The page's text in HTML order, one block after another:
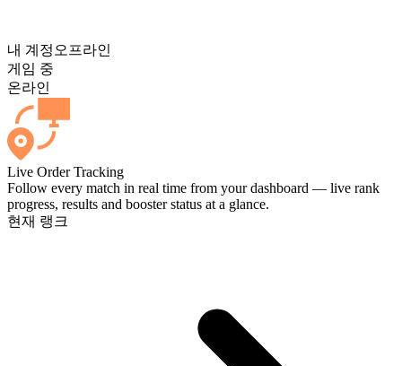
내 계정 오프라인
게임 중
온라인
Live Order Tracking
Follow every match in real time from your dashboard — live rank
progress, results and booster status at a glance.
현재 랭크